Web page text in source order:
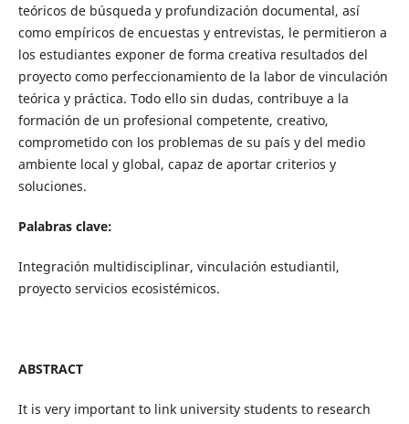
teóricos de búsqueda y profundización documental, así
como empíricos de encuestas y entrevistas, le permitieron a
los estudiantes exponer de forma creativa resultados del
proyecto como perfeccionamiento de la labor de vinculación
teórica y práctica. Todo ello sin dudas, contribuye a la
formación de un profesional competente, creativo,
comprometido con los problemas de su país y del medio
ambiente local y global, capaz de aportar criterios y
soluciones.
Palabras clave:
Integración multidisciplinar, vinculación estudiantil,
proyecto servicios ecosistémicos.
ABSTRACT
It is very important to link university students to research